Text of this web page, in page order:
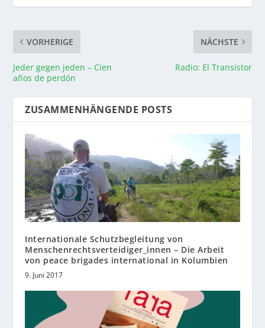
VORHERIGE
Jeder gegen jeden – Cien
años de perdón
NÄCHSTE
Radio: El Transistor
ZUSAMMENHÄNGENDE POSTS
Internationale Schutzbegleitung von
Menschenrechtsverteidiger_innen – Die Arbeit
von peace brigades international in Kolumbien
9. Juni 2017